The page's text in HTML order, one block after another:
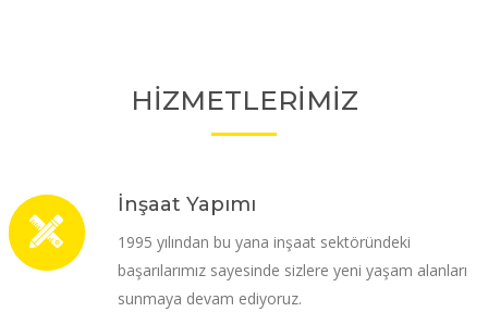
HİZMETLERİMİZ
İnşaat Yapımı
1995 yılından bu yana inşaat sektöründeki
başarılarımız sayesinde sizlere yeni yaşam alanları
sunmaya devam ediyoruz.